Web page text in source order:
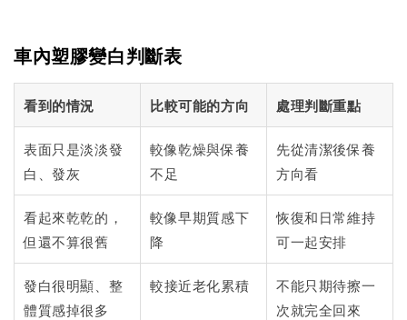
車內塑膠變白判斷表
看到的情況 比較可能的方向 處理判斷重點
表面只是淡淡發
白、發灰
較像乾燥與保養
不足
先從清潔後保養
方向看
看起來乾乾的，
但還不算很舊
較像早期質感下
降
恢復和日常維持
可一起安排
發白很明顯、整
體質感掉很多
較接近老化累積
不能只期待擦一
次就完全回來